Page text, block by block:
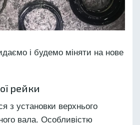
і будемо міняти на нове
рейки
з установки верхнього
вала. Особливістю